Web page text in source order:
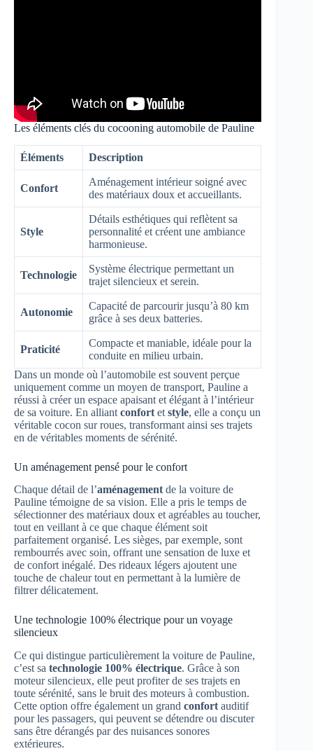
Les éléments clés du cocooning automobile de Pauline
Éléments Description
Confort
Aménagement intérieur soigné avec
des matériaux doux et accueillants.
Style
Détails esthétiques qui reflètent sa
personnalité et créent une ambiance
harmonieuse.
Technologie
Système électrique permettant un
trajet silencieux et serein.
Autonomie
Capacité de parcourir jusqu’à 80 km
grâce à ses deux batteries.
Praticité
Compacte et maniable, idéale pour la
conduite en milieu urbain.
Dans un monde où l’automobile est souvent perçue
uniquement comme un moyen de transport, Pauline a
réussi à créer un espace apaisant et élégant à l’intérieur
de sa voiture. En alliant confort et style, elle a conçu un
véritable cocon sur roues, transformant ainsi ses trajets
en de véritables moments de sérénité.
Un aménagement pensé pour le confort
Chaque détail de l’aménagement de la voiture de
Pauline témoigne de sa vision. Elle a pris le temps de
sélectionner des matériaux doux et agréables au toucher,
tout en veillant à ce que chaque élément soit
parfaitement organisé. Les sièges, par exemple, sont
rembourrés avec soin, offrant une sensation de luxe et
de confort inégalé. Des rideaux légers ajoutent une
touche de chaleur tout en permettant à la lumière de
filtrer délicatement.
Une technologie 100% électrique pour un voyage
silencieux
Ce qui distingue particulièrement la voiture de Pauline,
c’est sa technologie 100% électrique. Grâce à son
moteur silencieux, elle peut profiter de ses trajets en
toute sérénité, sans le bruit des moteurs à combustion.
Cette option offre également un grand confort auditif
pour les passagers, qui peuvent se détendre ou discuter
sans être dérangés par des nuisances sonores
extérieures.